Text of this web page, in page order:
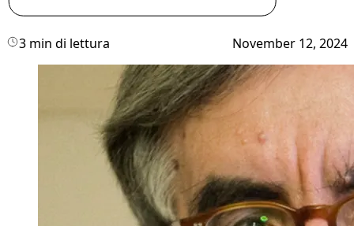
3 min di lettura November 12, 2024